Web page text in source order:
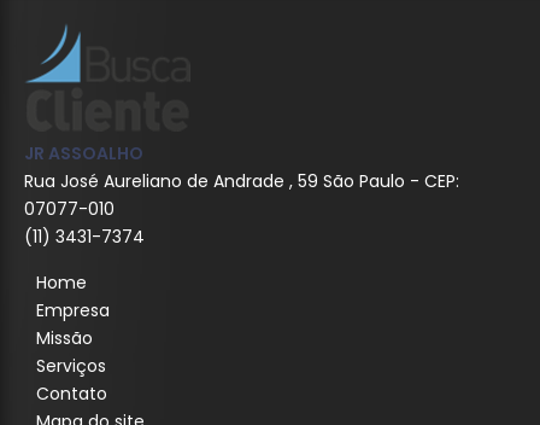
JR ASSOALHO
Rua José Aureliano de Andrade , 59 São Paulo - CEP:
07077-010
(11) 3431-7374
Home
Empresa
Missão
Serviços
Contato